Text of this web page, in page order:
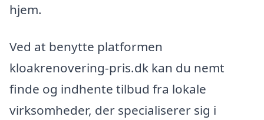
hjem.
Ved at benytte platformen
kloakrenovering-pris.dk kan du nemt
finde og indhente tilbud fra lokale
virksomheder, der specialiserer sig i